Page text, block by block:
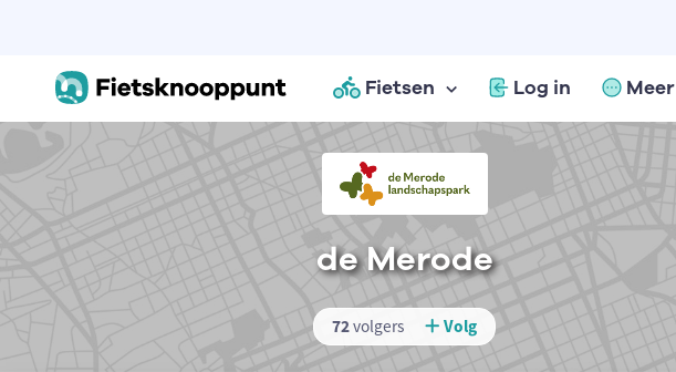
Fietsen Log in Meer
de Merode
72volgers Volg